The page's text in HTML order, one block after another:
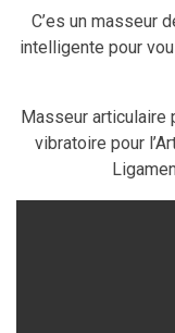
C’es un masseur
intelligente pour
Masseur articulaire
vibratoire pour